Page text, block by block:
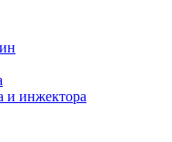
и инжектора